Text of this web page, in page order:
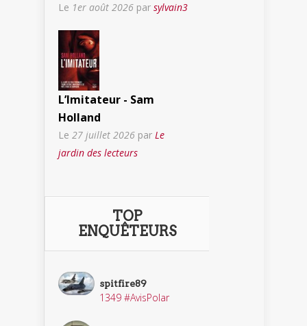
Le 1er août 2026 par sylvain3
L’Imitateur - Sam
Holland
Le 27 juillet 2026 par Le
jardin des lecteurs
TOP
ENQUÊTEURS
spitfire89
1349 #AvisPolar